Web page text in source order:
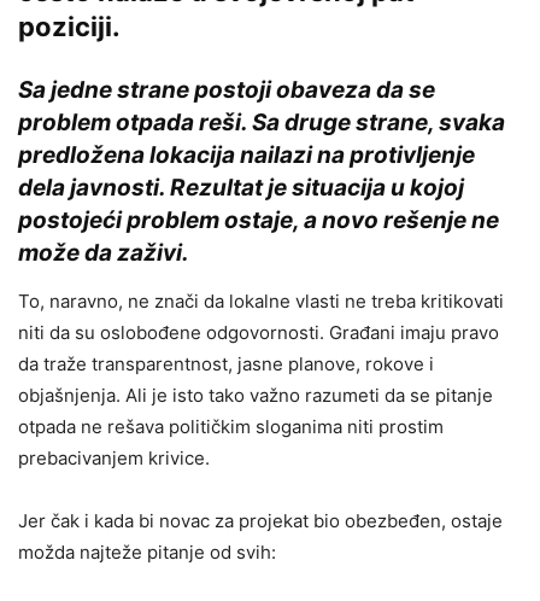
poziciji.
Sa jedne strane postoji obaveza da se
problem otpada reši. Sa druge strane, svaka
predložena lokacija nailazi na protivljenje
dela javnosti. Rezultat je situacija u kojoj
postojeći problem ostaje, a novo rešenje ne
može da zaživi.
To, naravno, ne znači da lokalne vlasti ne treba kritikovati
niti da su oslobođene odgovornosti. Građani imaju pravo
da traže transparentnost, jasne planove, rokove i
objašnjenja. Ali je isto tako važno razumeti da se pitanje
otpada ne rešava političkim sloganima niti prostim
prebacivanjem krivice.
Jer čak i kada bi novac za projekat bio obezbeđen, ostaje
možda najteže pitanje od svih: